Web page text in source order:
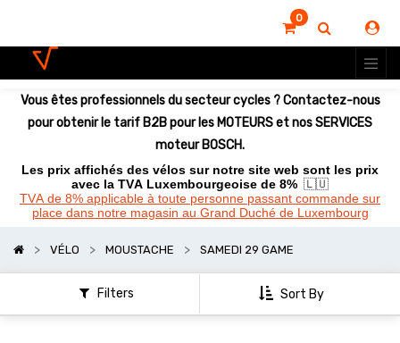
0
Vous êtes professionnels du secteur cycles ? Contactez-nous
pour obtenir le tarif B2B pour les MOTEURS et nos SERVICES
moteur BOSCH.
Les prix affichés des vélos sur notre site web sont les prix
avec la TVA Luxembourgeoise de 8% 🇱🇺
TVA de 8% applicable à toute personne passant commande sur
place dans notre magasin au Grand Duché de Luxembourg
VÉLO MOUSTACHE SAMEDI 29 GAME
Filters Sort By